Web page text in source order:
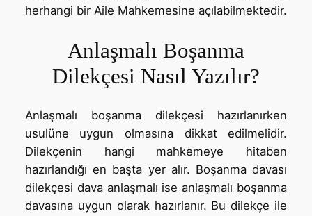
herhangi bir Aile Mahkemesine açılabilmektedir.
Anlaşmalı Boşanma
Dilekçesi Nasıl Yazılır?
Anlaşmalı boşanma dilekçesi hazırlanırken
usulüne uygun olmasına dikkat edilmelidir.
Dilekçenin hangi mahkemeye hitaben
hazırlandığı en başta yer alır. Boşanma davası
dilekçesi dava anlaşmalı ise anlaşmalı boşanma
davasına uygun olarak hazırlanır. Bu dilekçe ile